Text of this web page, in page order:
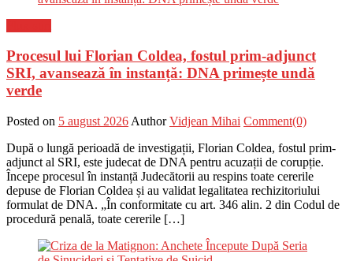
Procesul lui Florian Coldea, fostul prim-adjunct
SRI, avansează în instanță: DNA primește undă
verde
Posted on 5 august 2026 Author Vidjean Mihai Comment(0)
După o lungă perioadă de investigații, Florian Coldea, fostul prim-
adjunct al SRI, este judecat de DNA pentru acuzații de corupție.
Începe procesul în instanță Judecătorii au respins toate cererile
depuse de Florian Coldea și au validat legalitatea rechizitoriului
formulat de DNA. „În conformitate cu art. 346 alin. 2 din Codul de
procedură penală, toate cererile […]